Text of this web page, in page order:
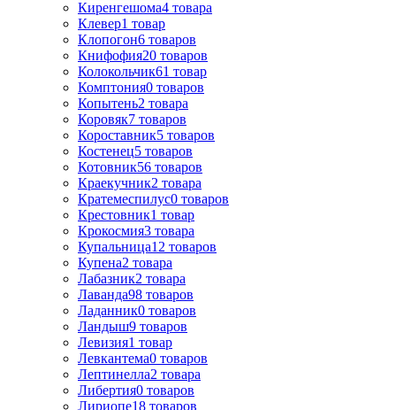
Киренгешома4 товара
Клевер1 товар
Клопогон6 товаров
Книфофия20 товаров
Колокольчик61 товар
Комптония0 товаров
Копытень2 товара
Коровяк7 товаров
Короставник5 товаров
Костенец5 товаров
Котовник56 товаров
Краекучник2 товара
Кратемеспилус0 товаров
Крестовник1 товар
Крокосмия3 товара
Купальница12 товаров
Купена2 товара
Лабазник2 товара
Лаванда98 товаров
Ладанник0 товаров
Ландыш9 товаров
Левизия1 товар
Левкантема0 товаров
Лептинелла2 товара
Либертия0 товаров
Лириопе18 товаров